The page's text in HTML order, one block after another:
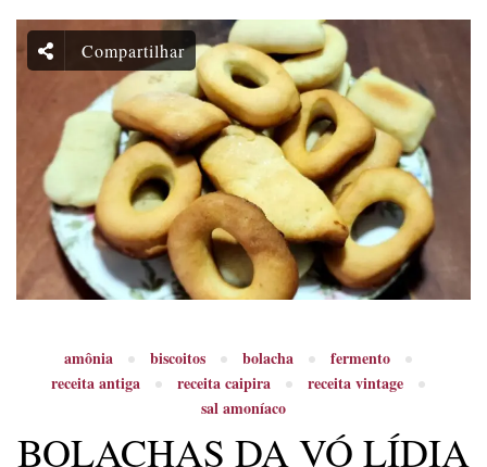
Compartilhar
amônia biscoitos bolacha
fermento
receita antiga
receita caipira
receita vintage
sal amoníaco
BOLACHAS DA VÓ LÍDIA